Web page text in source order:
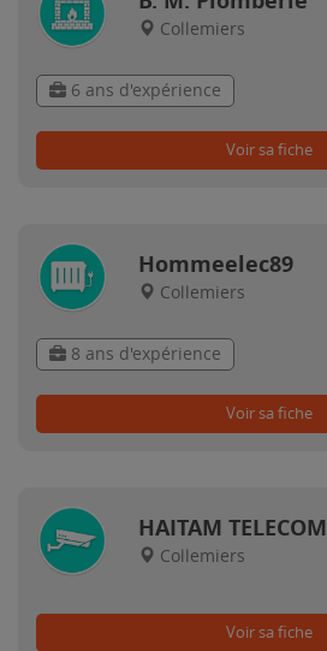
Collemiers
6 ans d'expérience
Voir sa fiche
Hommeelec89
Collemiers
8 ans d'expérience
Voir sa fiche
HAITAM TELECOM
Collemiers
Voir sa fiche